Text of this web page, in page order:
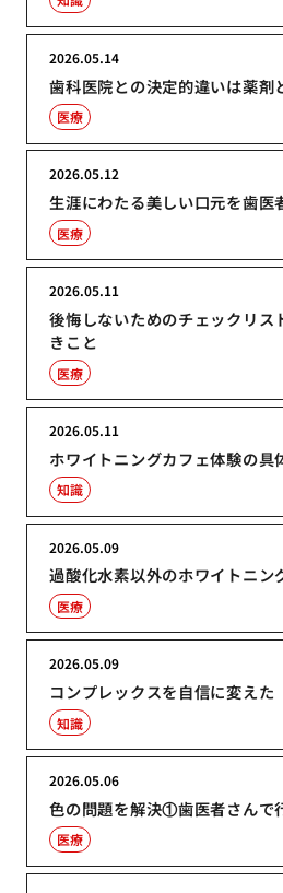
歯科医院との決定的違いは薬剤
2026.05.14
医療
生涯にわたる美しい口元を歯医
2026.05.12
医療
後悔しないためのチェックリス
きこと
2026.05.11
医療
ホワイトニングカフェ体験の具
2026.05.11
知識
過酸化水素以外のホワイトニン
2026.05.09
医療
コンプレックスを自信に変えた
2026.05.09
知識
色の問題を解決①歯医者さんで
2026.05.06
医療